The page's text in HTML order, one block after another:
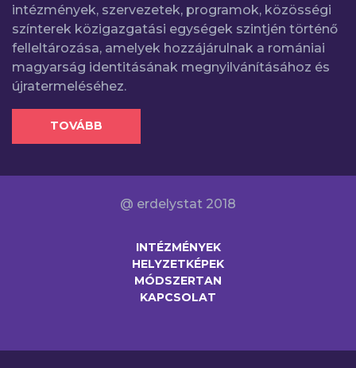
intézmények, szervezetek, programok, közösségi
színterek közigazgatási egységek szintjén történő
felleltározása, amelyek hozzájárulnak a romániai
magyarság identitásának megnyilvánításához és
újratermeléséhez.
TOVÁBB
@ erdelystat 2018
INTÉZMÉNYEK
HELYZETKÉPEK
MÓDSZERTAN
KAPCSOLAT